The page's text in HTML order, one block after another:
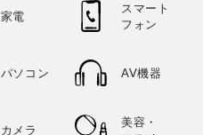
家電
スマート
フォン
パソコン AV機器
カメラ
美容・